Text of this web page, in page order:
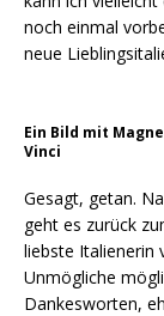
noch einmal
neue
Ein Bild mit
Vinci
Gesagt, getan.
geht es zurück
liebste Italienerin
Unmögliche
Dankesworten,